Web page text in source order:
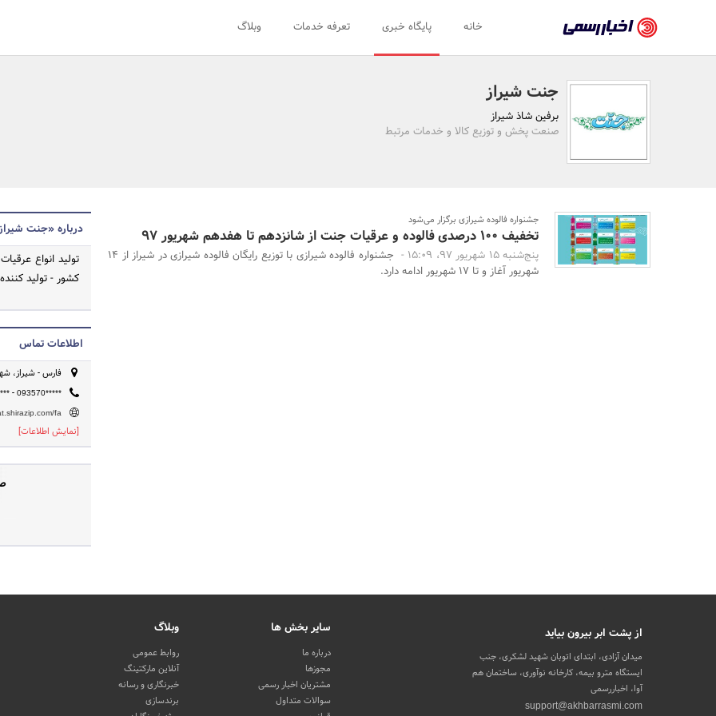
رسمی
اخبار
تایید
سازمان‌ها
روابط
خانه پایگاه خبری تعرفه خدمات وبلاگ
جنت شیراز
برفین شاذ شیراز
صنعت پخش و توزیع کالا و خدمات مرتبط
جشنواره فالوده شیرازی برگزار می‌شود
تخفیف‌ 100 درصدی فالوده و عرقیات جنت از شانزدهم تا هفدهم شهریور 97
پنج‌شنبه 15 شهریور 97، 15:09 -
جشنواره فالوده شیرازی با توزیع رایگان فالوده شیرازی در شیراز از 14
شهریور آغاز و تا 17 شهریور ادامه دارد.
درباره «جنت
تولید انواع
کشور - تولید
اطلاعات تماس
فارس - شیراز،
- 093570*****
fa
[نمایش اطلاعات]
از پشت ابر بیرون بیاید
میدان آزادی، ابتدای اتوبان شهید لشکری، جنب
ایستگاه مترو بیمه، کارخانه نوآوری، ساختمان هم
آوا، اخباررسمی
support@akhbarrasmi.com
سایر بخش ها
درباره ما
مجوزها
مشتریان اخبار رسمی
سوالات متداول
وبلاگ
روابط عمومی
آنلاین مارکتینگ
خبرنگاری و رسانه
برندسازی